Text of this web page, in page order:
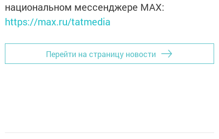
национальном мессенджере MАХ:
https://max.ru/tatmedia
Перейти на страницу новости